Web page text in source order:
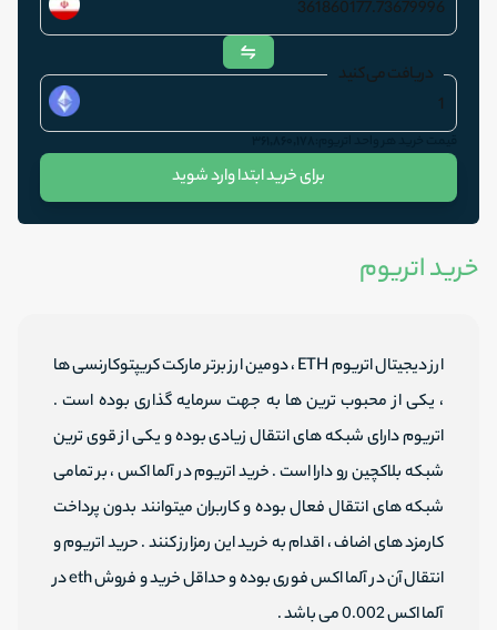
دریافت می کنید
برای خرید ابتدا وارد شوید
خرید اتریوم
ارز دیجیتال اتریوم ETH ، دومین ارز برتر مارکت کریپتوکارنسی ها
، یکی از محبوب ترین ها به جهت سرمایه گذاری بوده است .
اتریوم دارای شبکه های انتقال زیادی بوده و یکی از قوی ترین
شبکه بلاکچین رو دارا است . خرید اتریوم در آلما اکس ، بر تمامی
شبکه های انتقال فعال بوده و کاربران میتوانند بدون پرداخت
کارمزد های اضاف ، اقدام به خرید این رمزارز کنند . حرید اتریوم و
انتقال آن در آلما اکس فوری بوده و حداقل خرید و فروش eth در
آلما اکس 0.002 می باشد .